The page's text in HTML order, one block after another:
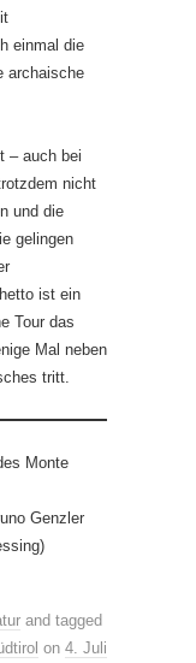
einmal die
archaische
– auch bei
nicht
und die
gelingen
ist ein
Tour das
Mal neben
tritt.
Monte
Genzler
and tagged
on 4. Juli